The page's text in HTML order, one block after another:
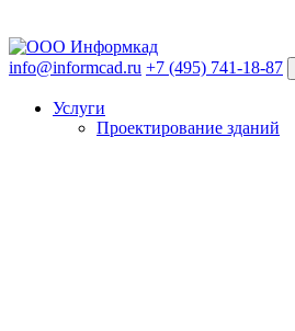
info@informcad.ru +7 (495) 741-18-87
Услуги
Проектирование зданий